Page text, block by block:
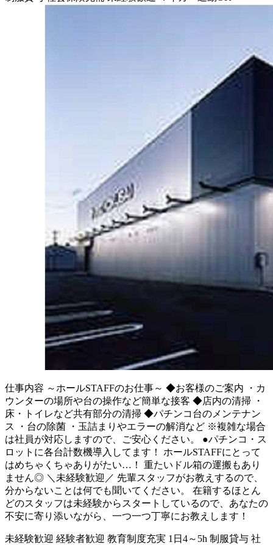
仕事内容 ～ホールSTAFFのお仕事～ ◆お客様のご案内 ・カ
ウンターの場所や台の操作など簡単な接客 ◆店内の清掃 ・
床・トイレなど共有部分の清掃 ◆パチンコ台のメンテナン
ス ・台の除菌 ・玉詰まりやエラーの解消など ※複雑な場合
は社員が対応しますので、ご安心ください。 ●パチンコ・ス
ロットに各台計数機導入してます！ ホールSTAFFにとって
はめちゃくちゃありがたい…！ 重たいドル箱の運搬もあり
ません◎ ＼未経験歓迎／ 先輩スタッフがお教えするので、
分からないことは何でも聞いてください。 在籍するほとん
どのスタッフは未経験からスタートしているので、あなたの
不安に寄り添いながら、一つ一つ丁寧にお教えします！
未経験歓迎 経験者歓迎 教育制度充実 1日4～5h 制服貸与 社